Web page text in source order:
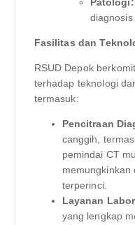
Patologi:
Fasilitas dan
RSUD Depok
terhadap teknologi
termasuk:
Pencitraan
canggih,
pemindai CT
memungkinkan
terperinci.
Layanan
yang lengkap